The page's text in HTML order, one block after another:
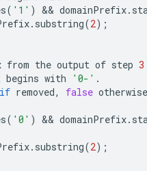
( '1' ) && domainPrefix.
. substring(2);
from the output of step 3
begins with '0-' .
if removed, false otherwise
( '0' ) && domainPrefix.
. substring(2);